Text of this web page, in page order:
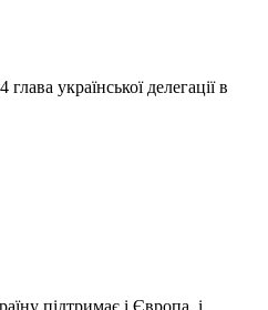
української делегації в
підтримає і Європа, і